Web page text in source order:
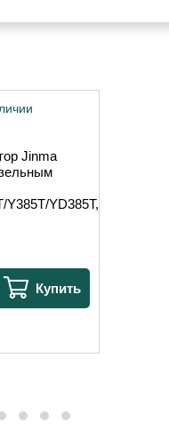
Jinma
Y385T/YD385T,
Купить